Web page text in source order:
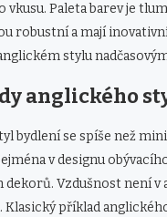
vkusu. Paleta barev je
robustní a mají
stylu
anglického
bydlení se spíše než
v designu
dekorů. Vzdušnost není
Klasický příklad